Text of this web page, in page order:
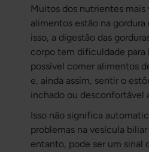
Muitos dos nutrientes mais
alimentos estão na gordura
isso, a digestão das
corpo tem dificuldade para
possível comer alimentos
e, ainda assim, sentir o
inchado ou desconfortável
Isso não significa
problemas na vesícula
entanto, pode ser um sinal